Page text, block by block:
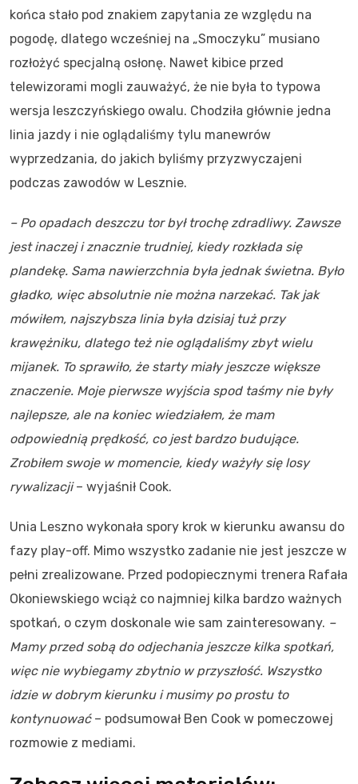
końca stało pod znakiem zapytania ze względu na
pogodę, dlatego wcześniej na „Smoczyku” musiano
rozłożyć specjalną osłonę. Nawet kibice przed
telewizorami mogli zauważyć, że nie była to typowa
wersja leszczyńskiego owalu. Chodziła głównie jedna
linia jazdy i nie oglądaliśmy tylu manewrów
wyprzedzania, do jakich byliśmy przyzwyczajeni
podczas zawodów w Lesznie.
– Po opadach deszczu tor był trochę zdradliwy. Zawsze
jest inaczej i znacznie trudniej, kiedy rozkłada się
plandekę. Sama nawierzchnia była jednak świetna. Było
gładko, więc absolutnie nie można narzekać. Tak jak
mówiłem, najszybsza linia była dzisiaj tuż przy
krawężniku, dlatego też nie oglądaliśmy zbyt wielu
mijanek. To sprawiło, że starty miały jeszcze większe
znaczenie. Moje pierwsze wyjścia spod taśmy nie były
najlepsze, ale na koniec wiedziałem, że mam
odpowiednią prędkość, co jest bardzo budujące.
Zrobiłem swoje w momencie, kiedy ważyły się losy
rywalizacji– wyjaśnił Cook.
Unia Leszno wykonała spory krok w kierunku awansu do
fazy play-off. Mimo wszystko zadanie nie jest jeszcze w
pełni zrealizowane. Przed podopiecznymi trenera Rafała
Okoniewskiego wciąż co najmniej kilka bardzo ważnych
spotkań, o czym doskonale wie sam zainteresowany. –
Mamy przed sobą do odjechania jeszcze kilka spotkań,
więc nie wybiegamy zbytnio w przyszłość. Wszystko
idzie w dobrym kierunku i musimy po prostu to
kontynuować– podsumował Ben Cook w pomeczowej
rozmowie z mediami.